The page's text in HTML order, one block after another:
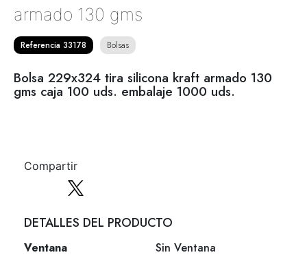
armado 130 gms
Referencia 33178 Bolsas
Bolsa 229x324 tira silicona kraft armado 130
gms caja 100 uds. embalaje 1000 uds.
Compartir
DETALLES DEL PRODUCTO
Ventana
Sin Ventana